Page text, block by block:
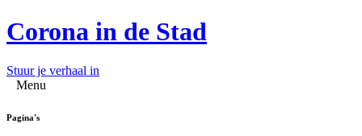
Corona in de Stad
Stuur je verhaal in
Menu
Pagina's